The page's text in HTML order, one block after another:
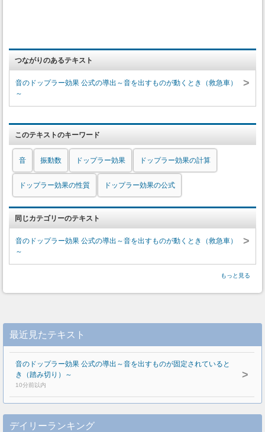
つながりのあるテキスト
音のドップラー効果 公式の導出～音を出すものが動くとき（救急車）
～
>
このテキストのキーワード
音 振動数 ドップラー効果 ドップラー効果の計算
ドップラー効果の性質 ドップラー効果の公式
同じカテゴリーのテキスト
音のドップラー効果 公式の導出～音を出すものが動くとき（救急車）
～
>
もっと見る
最近見たテキスト
音のドップラー効果 公式の導出～音を出すものが固定されていると
き（踏み切り）～
10分前以内
>
デイリーランキング